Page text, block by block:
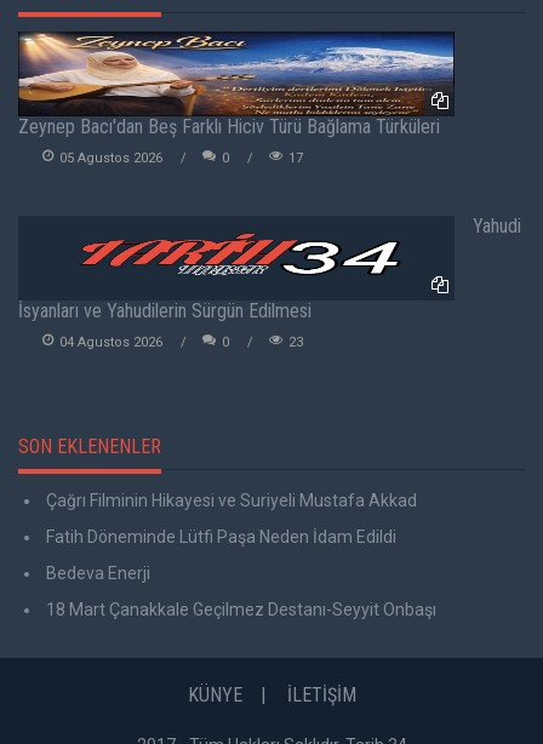
Zeynep Bacı'dan Beş Farklı Hiciv Türü Bağlama Türküleri
05 Agustos 2026 0 17
Yahudi
İsyanları ve Yahudilerin Sürgün Edilmesi
04 Agustos 2026 0 23
SON EKLENENLER
Çağrı Filminin Hikayesi ve Suriyeli Mustafa Akkad
Fatih Döneminde Lütfi Paşa Neden İdam Edildi
Bedeva Enerji
18 Mart Çanakkale Geçilmez Destanı-Seyyit Onbaşı
KÜNYE İLETİŞİM